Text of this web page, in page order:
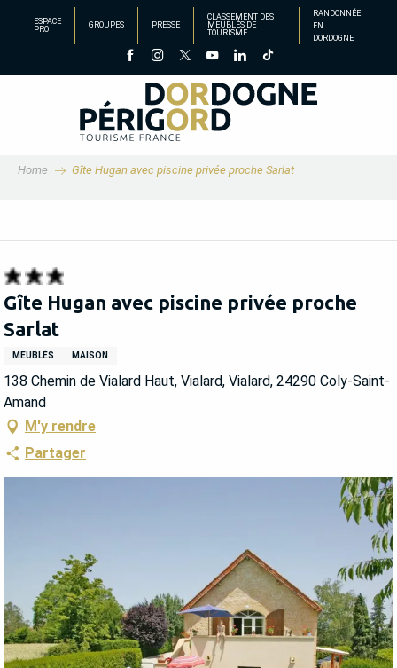
principal
ESPACE
PRO
GROUPES PRESSE
CLASSEMENT DES
MEUBLÉS DE
TOURISME
RANDONNÉE
EN
DORDOGNE
Home Gîte Hugan avec piscine privée proche Sarlat
Gîte Hugan avec piscine privée proche
Sarlat
MEUBLÉS MAISON
138 Chemin de Vialard Haut, Vialard, Vialard, 24290 Coly-Saint-
Amand
M'y rendre
Partager